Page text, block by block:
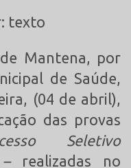
Mantena, por
de Saúde,
(04 de abril),
das provas
Seletivo
– realizadas no